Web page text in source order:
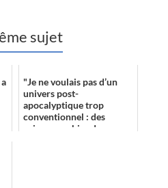
sujet
"Je ne voulais pas d’un
univers post-
apocalyptique trop
conventionnel : des
ruines envahies de